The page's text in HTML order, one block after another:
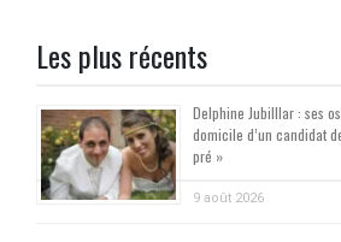
Les plus récents
Delphine Jubilllar : ses
domicile d’un candidat
pré »
9 août 2026